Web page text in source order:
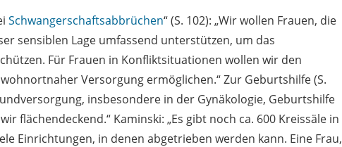
Schwangerschaftsabbrüchen“ (S. 102): „Wir wollen Frauen, die
sensiblen Lage umfassend unterstützen, um das
Für Frauen in Konfliktsituationen wollen wir den
Versorgung ermöglichen.“ Zur Geburtshilfe (S.
insbesondere in der Gynäkologie, Geburtshilfe
flächendeckend.“ Kaminski: „Es gibt noch ca. 600 Kreissäle in
Einrichtungen, in denen abgetrieben werden kann. Eine Frau,